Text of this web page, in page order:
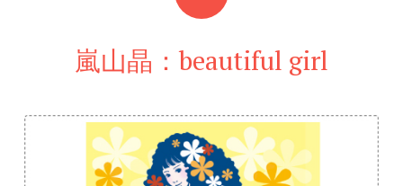
嵐山晶：beautiful girl